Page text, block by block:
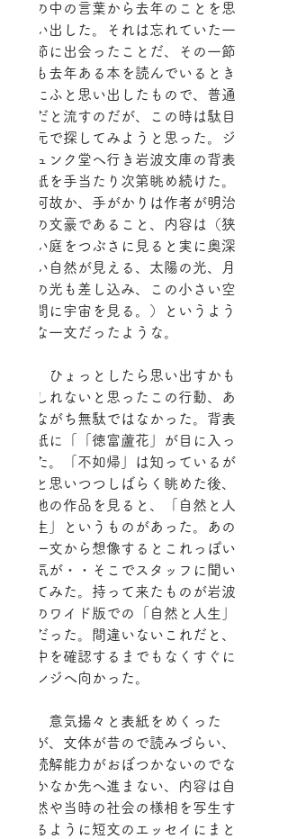
の中の言葉から去年のことを思
い出した。それは忘れていた一
節に出会ったことだ、その一節
も去年ある本を読んでいるとき
にふと思い出したもので、普通
だと流すのだが、この時は駄目
元で探してみようと思った。ジ
ュンク堂へ行き岩波文庫の背表
紙を手当たり次第眺め続けた。
何故か、手がかりは作者が明治
の文豪であること、内容は（狭
い庭をつぶさに見ると実に奥深
い自然が見える、太陽の光、月
の光も差し込み、この小さい空
間に宇宙を見る。）というよう
な一文だったような。
ひょっとしたら思い出すかも
しれないと思ったこの行動、あ
ながち無駄ではなかった。背表
紙に「「徳富蘆花」が目に入っ
た。「不如帰」は知っているが
と思いつつしばらく眺めた後、
他の作品を見ると、「自然と人
生」というものがあった。あの
一文から想像するとこれっぽい
気が・・そこでスタッフに聞い
てみた。持って来たものが岩波
のワイド版での「自然と人生」
だった。間違いないこれだと、
中を確認するまでもなくすぐに
レジへ向かった。
意気揚々と表紙をめくった
が、文体が昔ので読みづらい、
読解能力がおぼつかないのでな
かなか先へ進まない、内容は自
然や当時の社会の様相を写生す
るように短文のエッセイにまと